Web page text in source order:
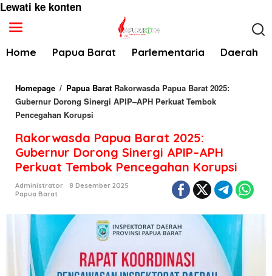
Lewati ke konten
Home Papua Barat Parlementaria Daerah
Homepage / Papua Barat Rakorwasda Papua Barat 2025:
Gubernur Dorong Sinergi APIP–APH Perkuat Tembok
Pencegahan Korupsi
Rakorwasda Papua Barat 2025:
Gubernur Dorong Sinergi APIP–APH
Perkuat Tembok Pencegahan Korupsi
Administrator
8 Desember 2025
Papua Barat